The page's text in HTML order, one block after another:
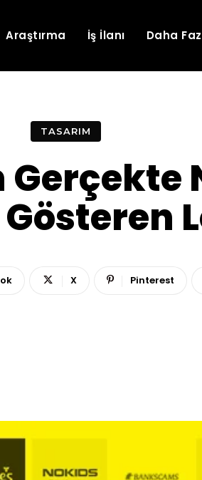
Araştırma İş İlanı Daha
TASARIM
X Pinterest